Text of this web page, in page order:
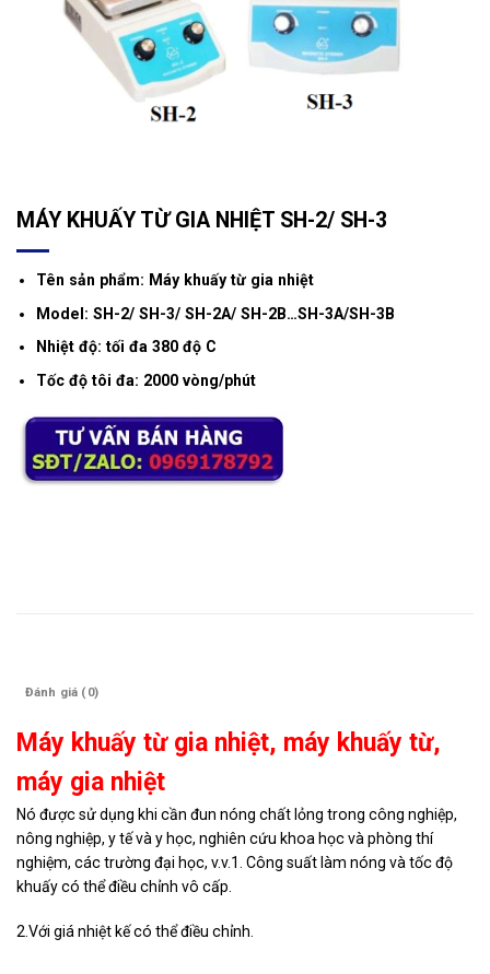
MÁY KHUẤY TỪ GIA NHIỆT SH-2/ SH-3
Tên sản phẩm: Máy khuấy từ gia nhiệt
Model: SH-2/ SH-3/ SH-2A/ SH-2B…SH-3A/SH-3B
Nhiệt độ: tối đa 380 độ C
Tốc độ tôi đa: 2000 vòng/phút
Đánh giá (0)
Máy khuấy từ gia nhiệt, máy khuấy từ,
máy gia nhiệt
Nó được sử dụng khi cần đun nóng chất lỏng trong công nghiệp,
nông nghiệp, y tế và y học, nghiên cứu khoa học và phòng thí
nghiệm, các trường đại học, v.v.1. Công suất làm nóng và tốc độ
khuấy có thể điều chỉnh vô cấp.
2.Với giá nhiệt kế có thể điều chỉnh.